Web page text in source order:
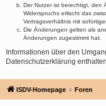
Der Nutzer ist berechtigt, den
Widerspruchs erlischt das
Vertragsverhältnis mit
Die Änderungen gelten als
Änderungen zugestimmt hat.
Informationen über den
Datenschutzerklärung
ISDV-Homepage Foren